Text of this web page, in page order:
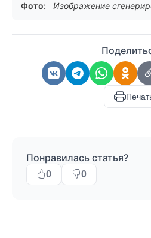
Фото: Изображение
Понравилась статья?
0 0